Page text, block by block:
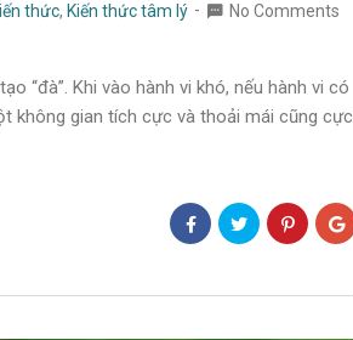
thức, Kiến thức tâm lý No Comments
“đà”. Khi vào hành vi khó, nếu hành vi có
không gian tích cực và thoải mái cũng cực